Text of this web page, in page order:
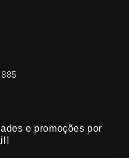
e promoções por